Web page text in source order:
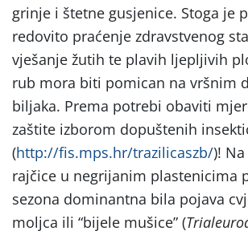
grinje i štetne gusjenice. Stoga je
redovito praćenje zdravstvenog
vješanje žutih te plavih ljepljivih
rub mora biti pomican na vršnim
biljaka. Prema potrebi obaviti
zaštite izborom dopuštenih
(http://fis.mps.hr/trazilicaszb/)!
rajčice u negrijanim plastenicima
sezona dominantna bila pojava
moljca ili “bijele mušice” (